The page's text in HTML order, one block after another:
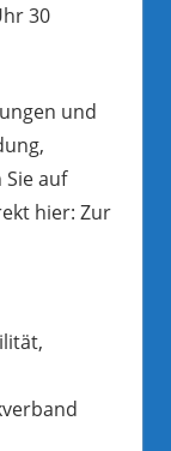
30
und
auf
hier: Zur